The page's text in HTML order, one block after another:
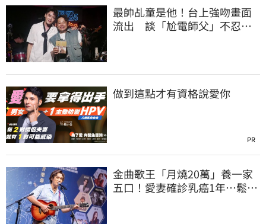
最帥乩童是他！台上強吻畫面
流出 談「尬電師父」不忍發
做到這點才有資格說愛你
PR
金曲歌王「月燒20萬」養一家
五口！愛妻確診乳癌1年…鬆口